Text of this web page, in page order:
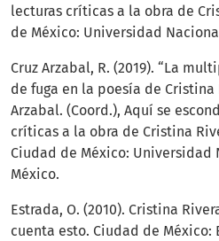
lecturas críticas a la obra de
de México: Universidad
Cruz Arzabal, R. (2019). “La
de fuga en la poesía de Cristina
Arzabal. (Coord.), Aquí se
críticas a la obra de Cristina
Ciudad de México: Universidad
México.
Estrada, O. (2010). Cristina
cuenta esto. Ciudad de